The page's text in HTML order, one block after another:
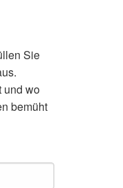
Sie
und wo
bemüht